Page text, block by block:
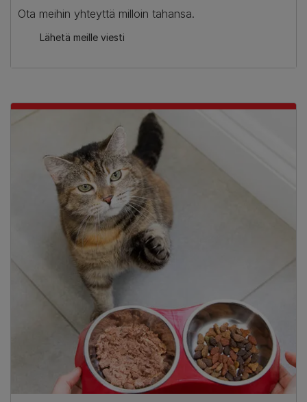
Ota meihin yhteyttä milloin tahansa.
Lähetä meille viesti